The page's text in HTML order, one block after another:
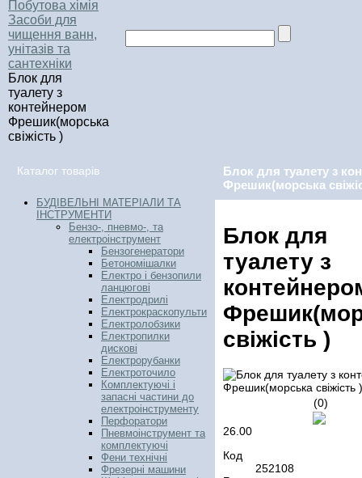
Побутова хімія
Засоби для
чищення ванн,
унітазів та
сантехніки
Блок для
туалету з
контейнером
Фрешик(морська
свіжість )
Каталог товарів
БУДІВЕЛЬНІ МАТЕРІАЛИ ТА
ІНСТРУМЕНТИ
Бензо-, пневмо-, та
електроінструмент
Бензогенератори
Бетономішалки
Електро і бензопили
ланцюгові
Електродрилі
Електрокраскопульти
Електролобзики
Електропилки
дискові
Електрорубанки
Електроточило
Комплектуючі і
запасні частини до
електроінструменту
Перфоратори
Пневмоінструмент та
комплектуючі
Фени технічні
Фрезерні машини
Блок для туалету з
Фрешик(морська
Блок для
туалету з
свіжість )
(0)
26.00
Код
252108